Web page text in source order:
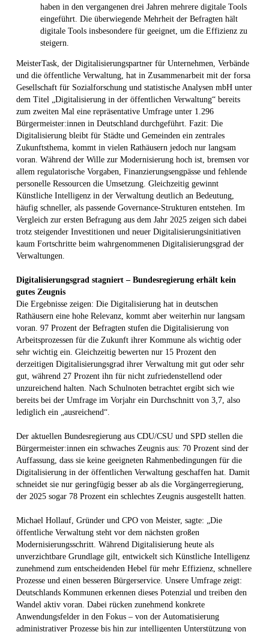
haben in den vergangenen drei Jahren mehrere digitale Tools
eingeführt. Die überwiegende Mehrheit der Befragten hält
digitale Tools insbesondere für geeignet, um die Effizienz zu
steigern.
MeisterTask, der Digitalisierungspartner für Unternehmen, Verbände
und die öffentliche Verwaltung, hat in Zusammenarbeit mit der forsa
Gesellschaft für Sozialforschung und statistische Analysen mbH unter
dem Titel „Digitalisierung in der öffentlichen Verwaltung“ bereits
zum zweiten Mal eine repräsentative Umfrage unter 1.296
Bürgermeister:innen in Deutschland durchgeführt. Fazit: Die
Digitalisierung bleibt für Städte und Gemeinden ein zentrales
Zukunftsthema, kommt in vielen Rathäusern jedoch nur langsam
voran. Während der Wille zur Modernisierung hoch ist, bremsen vor
allem regulatorische Vorgaben, Finanzierungsengpässe und fehlende
personelle Ressourcen die Umsetzung. Gleichzeitig gewinnt
Künstliche Intelligenz in der Verwaltung deutlich an Bedeutung,
häufig schneller, als passende Governance-Strukturen entstehen. Im
Vergleich zur ersten Befragung aus dem Jahr 2025 zeigen sich dabei
trotz steigender Investitionen und neuer Digitalisierungsinitiativen
kaum Fortschritte beim wahrgenommenen Digitalisierungsgrad der
Verwaltungen.
Digitalisierungsgrad stagniert – Bundesregierung erhält kein
gutes Zeugnis
Die Ergebnisse zeigen: Die Digitalisierung hat in deutschen
Rathäusern eine hohe Relevanz, kommt aber weiterhin nur langsam
voran. 97 Prozent der Befragten stufen die Digitalisierung von
Arbeitsprozessen für die Zukunft ihrer Kommune als wichtig oder
sehr wichtig ein. Gleichzeitig bewerten nur 15 Prozent den
derzeitigen Digitalisierungsgrad ihrer Verwaltung mit gut oder sehr
gut, während 27 Prozent ihn für nicht zufriedenstellend oder
unzureichend halten. Nach Schulnoten betrachtet ergibt sich wie
bereits bei der Umfrage im Vorjahr ein Durchschnitt von 3,7, also
lediglich ein „ausreichend“.
Der aktuellen Bundesregierung aus CDU/CSU und SPD stellen die
Bürgermeister:innen ein schwaches Zeugnis aus: 70 Prozent sind der
Auffassung, dass sie keine geeigneten Rahmenbedingungen für die
Digitalisierung in der öffentlichen Verwaltung geschaffen hat. Damit
schneidet sie nur geringfügig besser ab als die Vorgängerregierung,
der 2025 sogar 78 Prozent ein schlechtes Zeugnis ausgestellt hatten.
Michael Hollauf, Gründer und CPO von Meister, sagte: „Die
öffentliche Verwaltung steht vor dem nächsten großen
Modernisierungsschritt. Während Digitalisierung heute als
unverzichtbare Grundlage gilt, entwickelt sich Künstliche Intelligenz
zunehmend zum entscheidenden Hebel für mehr Effizienz, schnellere
Prozesse und einen besseren Bürgerservice. Unsere Umfrage zeigt:
Deutschlands Kommunen erkennen dieses Potenzial und treiben den
Wandel aktiv voran. Dabei rücken zunehmend konkrete
Anwendungsfelder in den Fokus – von der Automatisierung
administrativer Prozesse bis hin zur intelligenten Unterstützung von